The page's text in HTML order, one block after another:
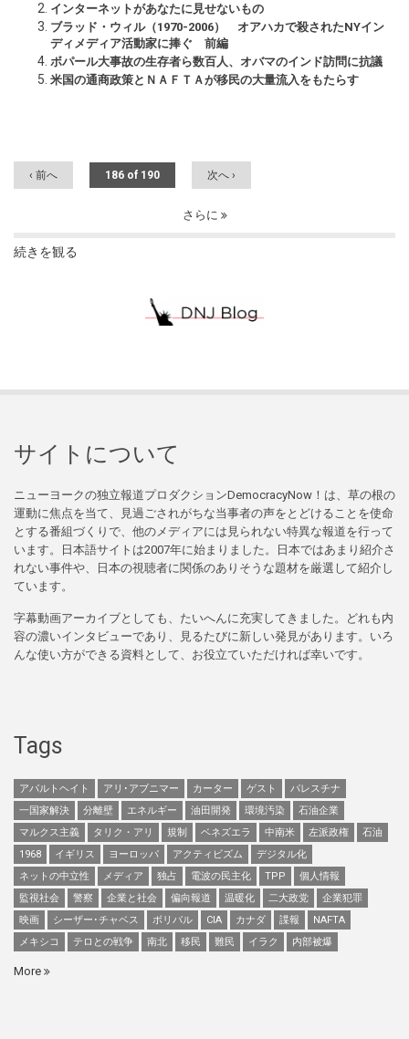
インターネットがあなたに見せないもの
ブラッド・ウィル（1970-2006） オアハカで殺されたNYイン
ディメディア活動家に捧ぐ 前編
ボパール大事故の生存者ら数百人、オバマのインド訪問に抗議
米国の通商政策とＮＡＦＴＡが移民の大量流入をもたらす
‹ 前へ 186 of 190 次へ ›
さらに
続きを観る
サイトについて
ニューヨークの独立報道プロダクションDemocracyNow！は、草の根の
運動に焦点を当て、見過ごされがちな当事者の声をとどけることを使命
とする番組づくりで、他のメディアには見られない特異な報道を行って
います。日本語サイトは2007年に始まりました。日本ではあまり紹介さ
れない事件や、日本の視聴者に関係のありそうな題材を厳選して紹介し
ています。
字幕動画アーカイブとしても、たいへんに充実してきました。どれも内
容の濃いインタビューであり、見るたびに新しい発見があります。いろ
んな使い方ができる資料として、お役立ていただければ幸いです。
Tags
アパルトヘイト アリ･アブニマー カーター ゲスト
パレスチナ
一国家解決
分離壁 エネルギー 油田開発 環境汚染
石油企業
マルクス主義
タリク・アリ 規制 ベネズエラ 中南米 左派政権
石油
1968
イギリス ヨーロッパ アクティビズム
デジタル化
ネットの中立性
メディア 独占 電波の民主化 TPP
個人情報
監視社会
警察 企業と社会 偏向報道 温暖化 二大政党
企業犯罪
映画
シーザー･チャベス ボリバル CIA カナダ 諜報
NAFTA
メキシコ
テロとの戦争 南北 移民 難民 イラク 内部被爆
More